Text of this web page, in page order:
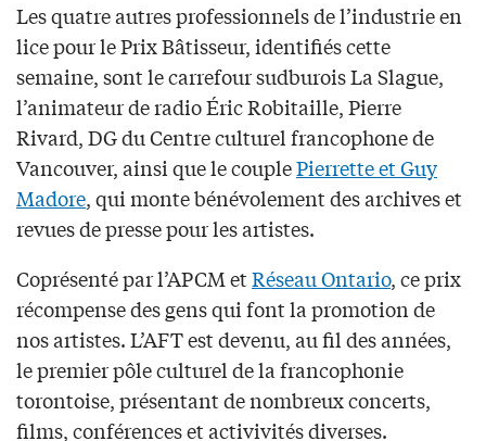
Les quatre autres professionnels de l’industrie en
lice pour le Prix Bâtisseur, identifiés cette
semaine, sont le carrefour sudburois La Slague,
l’animateur de radio Éric Robitaille, Pierre
Rivard, DG du Centre culturel francophone de
Vancouver, ainsi que le couplePierrette et Guy
Madore, qui monte bénévolement des archives et
revues de presse pour les artistes.
Coprésenté par l’APCM etRéseau Ontario, ce prix
récompense des gens qui font la promotion de
nos artistes. L’AFT est devenu, au fil des années,
le premier pôle culturel de la francophonie
torontoise, présentant de nombreux concerts,
films, conférences et activivités diverses.